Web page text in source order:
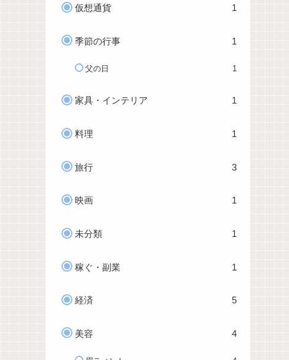
仮想通貨 1
季節の行事 1
父の日 1
家具・インテリア 1
料理 1
旅行 3
映画 1
未分類 1
稼ぐ・副業 1
経済 5
美容 4